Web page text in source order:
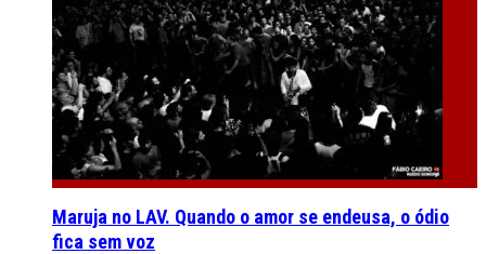
Maruja no LAV. Quando o amor se endeusa, o ódio
fica sem voz